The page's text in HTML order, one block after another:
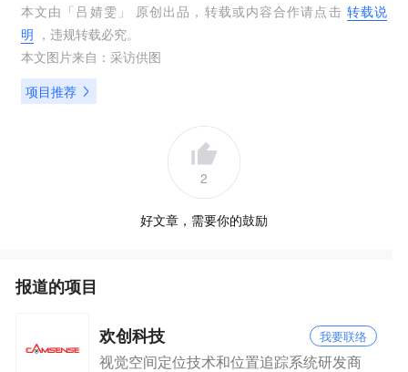
本文由「 吕婧雯 」 原创出品，转载或内容合作请点击 转载说
明 ，违规转载必究。
本文图片来自： 采访供图
项目推荐
2
好文章，需要你的鼓励
报道的项目
欢创科技 我要联络
视觉空间定位技术和位置追踪系统研发商